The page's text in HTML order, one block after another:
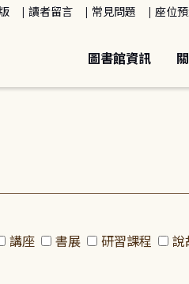
讀者留言 常見問題 座位
圖書館資訊
講座 書展 研習課程 說